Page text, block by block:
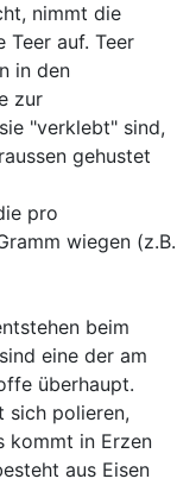
nimmt die
Teer auf. Teer
in den
zur
"verklebt" sind,
gehustet
pro
wiegen (z.B.
beim
eine der am
überhaupt.
sich polieren,
kommt in Erzen
aus Eisen